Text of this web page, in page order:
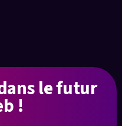
le futur
!